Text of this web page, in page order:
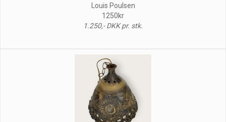
Louis Poulsen
1250kr
1.250,- DKK pr. stk.